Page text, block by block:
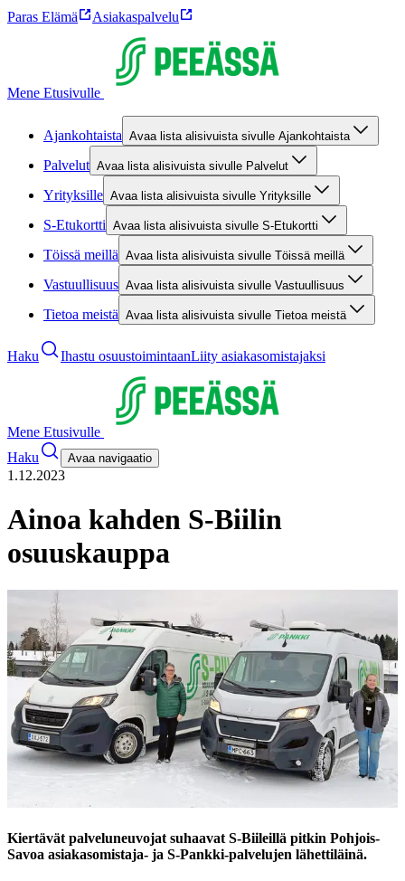
Paras Elämä Asiakaspalvelu
Mene Etusivulle
Ajankohtaista Avaa lista alisivuista sivulle Ajankohtaista
Palvelut Avaa lista alisivuista sivulle Palvelut
Yrityksille Avaa lista alisivuista sivulle Yrityksille
S-Etukortti Avaa lista alisivuista sivulle S-Etukortti
Töissä meillä Avaa lista alisivuista sivulle Töissä meillä
Vastuullisuus Avaa lista alisivuista sivulle Vastuullisuus
Tietoa meistä Avaa lista alisivuista sivulle Tietoa meistä
Haku Ihastu osuustoimintaanLiity asiakasomistajaksi
Mene Etusivulle
Haku
Avaa navigaatio
1.12.2023
Ainoa kahden S-Biilin
osuuskauppa
Kiertävät palveluneuvojat suhaavat S-Biileillä pitkin Pohjois-
Savoa asiakasomistaja- ja S-Pankki-palvelujen lähettiläinä.